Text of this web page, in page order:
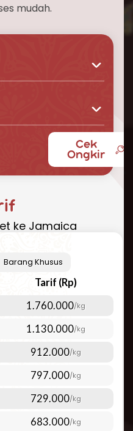
mudah.
barang ke Jamaica
Repack.id
Anda. Dengan
dalam industri
menawarkan
200+ negara
Jamaica yang
kini menjadi lebih
Kami fokus
kebutuhan
menjadi pilihan
Cek
Ongkir
ke Jamaica
Barang Khusus
Tarif (Rp)
1.760.000/kg
1.130.000/kg
912.000/kg
797.000/kg
729.000/kg
683.000/kg